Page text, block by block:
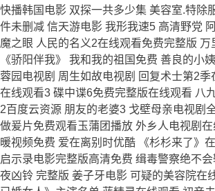
快播韩国电影 双探一共多少集 美容室.特除
件未删减 信天游电影 我形我速5 高清野党
魔之眼 人民的名义2在线观看免费完整版 万
《骄阳伴我》 我和我的祖国免费 善良的小
蓉园电视剧 周生如故电视剧 回复术士第2季
在线观看3 碟中谍6免费完整版在线观看 八
2百度云资源 朋友的老婆3 戈壁母亲电视剧
做爰片免费观看玉蒲团播放 外乡人电视剧
暖视频免费 爱在离别时优酷 《杉杉来了》
启示录电影完整版高清免费 缉毒警察绝不
夜凶铃 完整版 姜子牙电影 可疑的美容院在